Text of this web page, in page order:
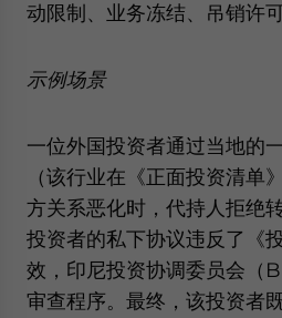
动限制、业务冻结、吊销许
示例场景
一位外国投资者通过当地的
（该行业在《正面投资清单
方关系恶化时，代持人拒绝
投资者的私下协议违反了《
效，印尼投资协调委员会（
审查程序。最终，该投资者